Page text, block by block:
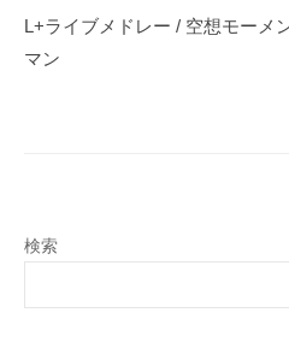
ー
シ
L+ライブメドレー / 空想モーメ
マン
検索